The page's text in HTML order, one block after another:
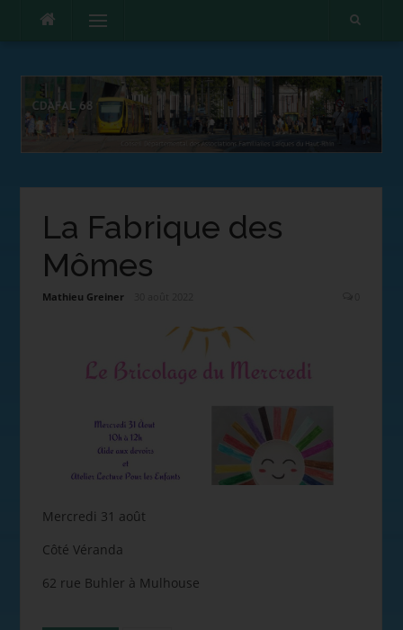
Menu
La Fabrique des
Mômes
Mathieu Greiner
Mercredi 31 août
Côté Véranda
62 rue Buhler à Mulhouse